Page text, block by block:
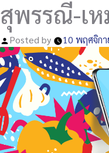
สุพรรณี-เ
Posted by 10 พฤศจิก